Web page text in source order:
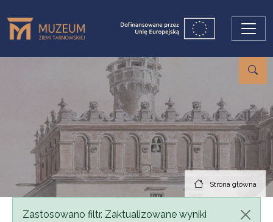
Strona główna
Komunikat
Zastosowano filtr. Zaktualizowane wyniki